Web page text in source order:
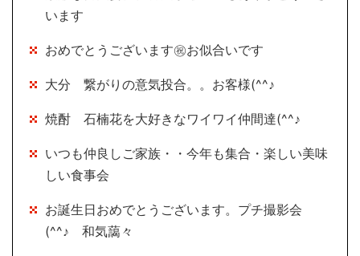
います
おめでとうございます㊗お似合いです
大分 繋がりの意気投合。。お客様(^^♪
焼酎 石楠花を大好きなワイワイ仲間達(^^♪
いつも仲良しご家族・・今年も集合・楽しい美味
しい食事会
お誕生日おめでとうございます。プチ撮影会
(^^♪ 和気藹々